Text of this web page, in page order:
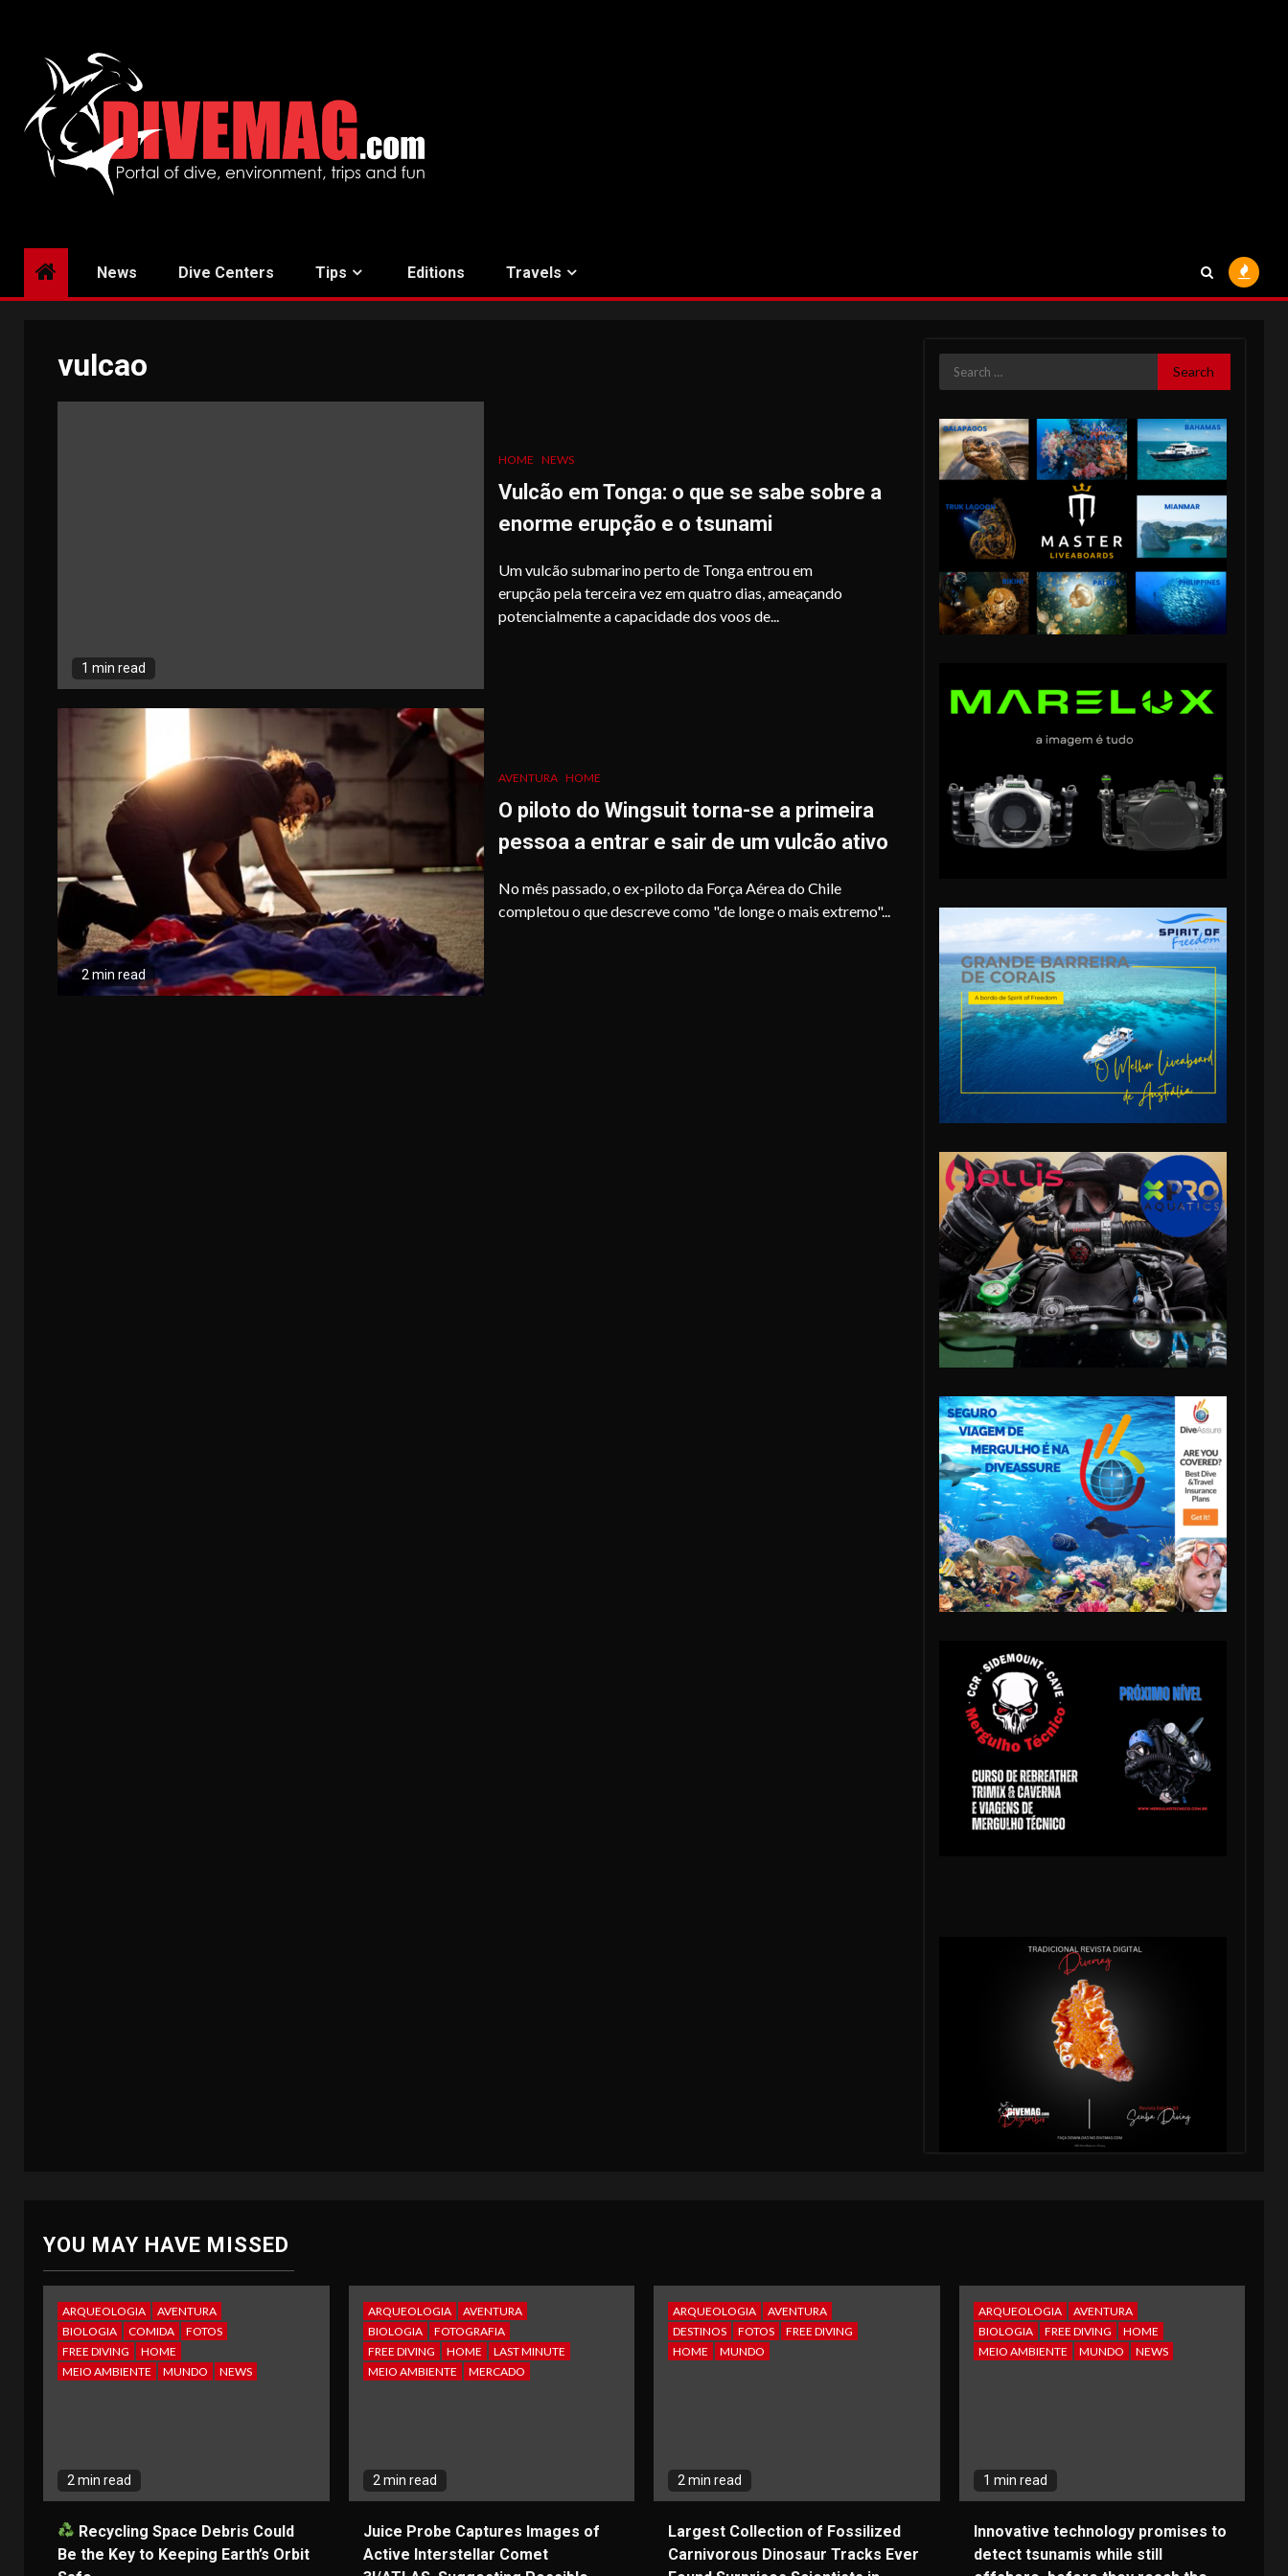
content
News Dive Centers Tips Editions Travels
vulcao
1 min read
HOME NEWS
Vulcão em Tonga: o que se sabe sobre a
enorme erupção e o tsunami
Um vulcão submarino perto de Tonga entrou em
erupção pela terceira vez em quatro dias, ameaçando
potencialmente a capacidade dos voos de...
2 min read
AVENTURA HOME
O piloto do Wingsuit torna-se a primeira
pessoa a entrar e sair de um vulcão ativo
No mês passado, o ex-piloto da Força Aérea do Chile
completou o que descreve como "de longe o mais extremo"...
Search
for:
YOU MAY HAVE MISSED
ARQUEOLOGIA
AVENTURA
BIOLOGIA
COMIDA
FOTOS
FREE DIVING
HOME
MEIO AMBIENTE
MUNDO NEWS
2 min read
Recycling Space Debris Could
Be the Key to Keeping Earth’s Orbit
ARQUEOLOGIA
AVENTURA
BIOLOGIA
FOTOGRAFIA
FREE DIVING
HOME
LAST MINUTE
MEIO AMBIENTE
MERCADO
2 min read
Juice Probe Captures Images of
Active Interstellar Comet
ARQUEOLOGIA
AVENTURA
DESTINOS
FOTOS
FREE DIVING
HOME
MUNDO
2 min read
Largest Collection of Fossilized
Carnivorous Dinosaur Tracks Ever
ARQUEOLOGIA
AVENTURA
BIOLOGIA
FREE DIVING
HOME
MEIO AMBIENTE
MUNDO NEWS
1 min read
Innovative technology promises to
detect tsunamis while still